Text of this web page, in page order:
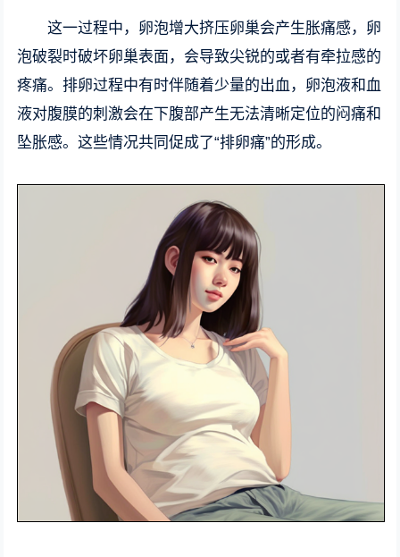
这一过程中，卵泡增大挤压卵巢会产生胀痛感，卵
泡破裂时破坏卵巢表面，会导致尖锐的或者有牵拉感的
疼痛。排卵过程中有时伴随着少量的出血，卵泡液和血
液对腹膜的刺激会在下腹部产生无法清晰定位的闷痛和
坠胀感。这些情况共同促成了“排卵痛”的形成。